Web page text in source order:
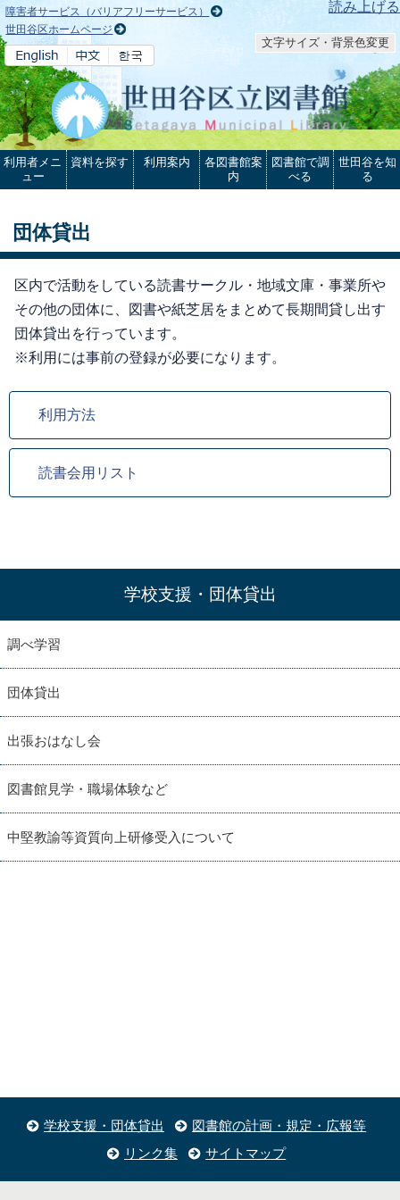
本文へ 読み上げる
障害者サービス（バリアフリーサービス）
世田谷区ホームページ
文字サイズ・背景色変更
利用者メニ
ュー
資料を探す 利用案内
各図書館案
内
図書館で調
べる
世田谷を知
る
団体貸出
区内で活動をしている読書サークル・地域文庫・事業所や
その他の団体に、図書や紙芝居をまとめて長期間貸し出す
団体貸出を行っています。
※利用には事前の登録が必要になります。
利用方法
読書会用リスト
学校支援・団体貸出
調べ学習
団体貸出
出張おはなし会
図書館見学・職場体験など
中堅教諭等資質向上研修受入について
学校支援・団体貸出
図書館の計画・規定・広報等
リンク集
サイトマップ